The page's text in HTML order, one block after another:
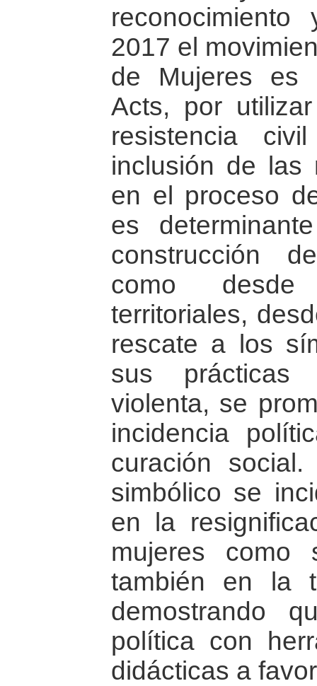
2017 el
de Mujeres es
Acts, por
resistencia
inclusión de las
en el proceso
es
construcción
como desde
territoriales,
rescate a los
sus
violenta, se
incidencia
curación
simbólico se
en la
mujeres como
también en la
demostrando
política con
didácticas a